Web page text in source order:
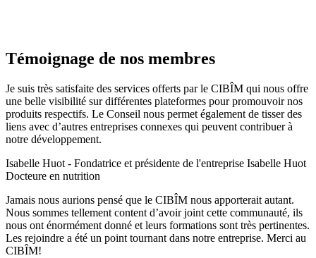
Témoignage de nos membres
Je suis très satisfaite des services offerts par le CIBÎM qui nous offre
une belle visibilité sur différentes plateformes pour promouvoir nos
produits respectifs. Le Conseil nous permet également de tisser des
liens avec d’autres entreprises connexes qui peuvent contribuer à
notre développement.​
Isabelle Huot - Fondatrice et présidente de l'entreprise Isabelle Huot
Docteure en nutrition
Jamais nous aurions pensé que le CIBÎM nous apporterait autant.
Nous sommes tellement content d’avoir joint cette communauté, ils
nous ont énormément donné et leurs formations sont très pertinentes.
Les rejoindre a été un point tournant dans notre entreprise. Merci au
CIBÎM!